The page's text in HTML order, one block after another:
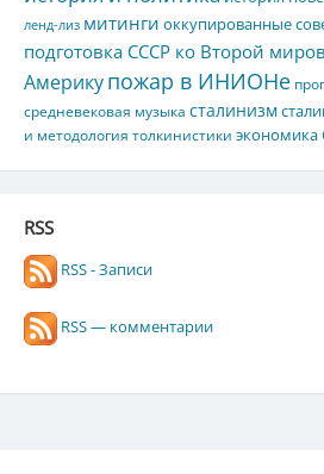
ленд-лиз митинги оккупированные
подготовка СССР ко Второй
Америкупожар в ИНИОНе
средневековая музыка сталинизм
и методология толкинистики экономика
RSS
RSS - Записи
RSS — комментарии